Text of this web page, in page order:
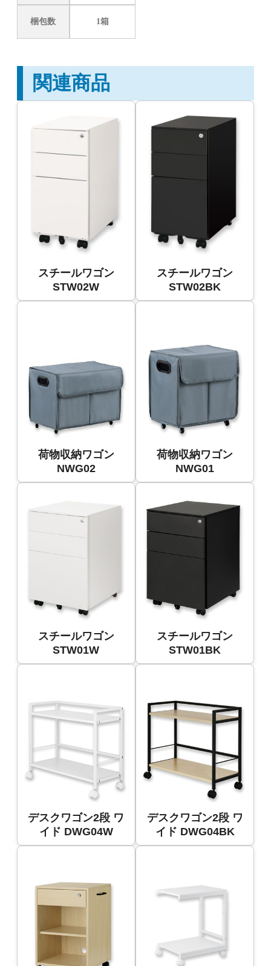
梱包数 1箱
関連商品
スチールワゴン
STW02W
スチールワゴン
STW02BK
荷物収納ワゴン
NWG02
荷物収納ワゴン
NWG01
スチールワゴン
STW01W
スチールワゴン
STW01BK
デスクワゴン2段 ワ
イド DWG04W
デスクワゴン2段 ワ
イド DWG04BK